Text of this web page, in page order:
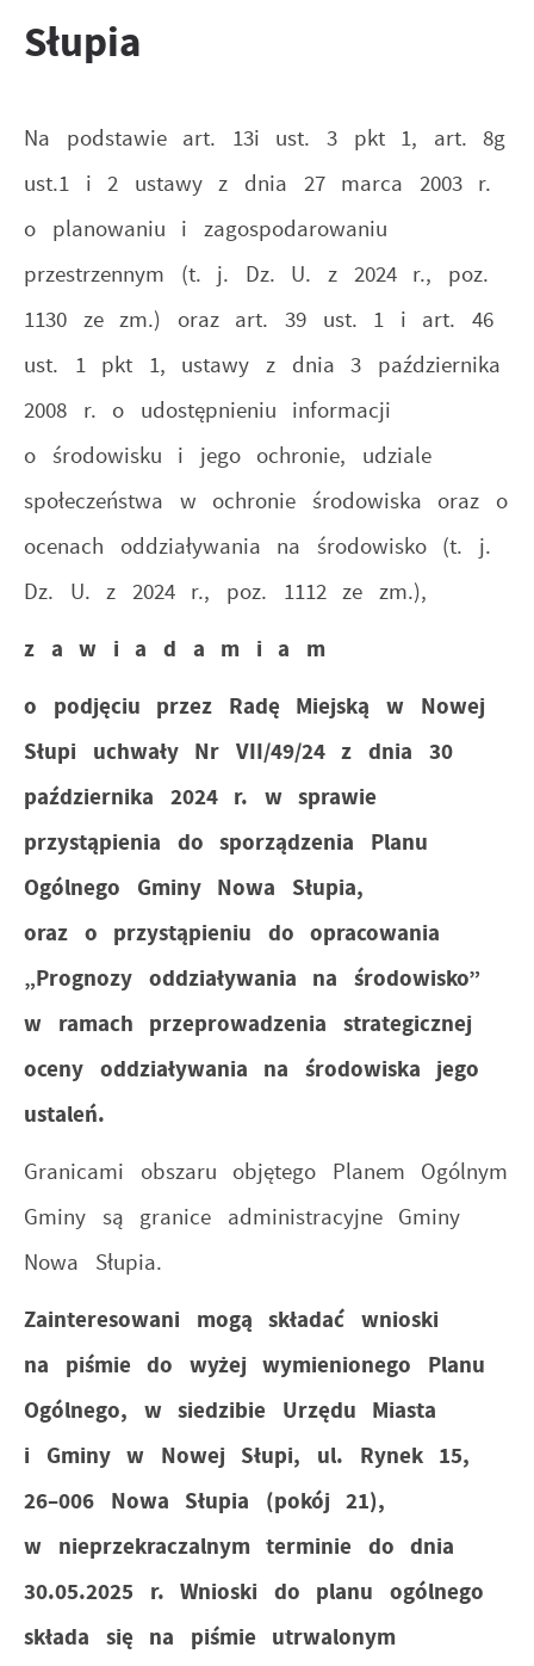
Słupia
Na podstawie art. 13i ust. 3 pkt 1, art. 8g
ust.1 i 2 ustawy z dnia 27 marca 2003 r.
o planowaniu i zagospodarowaniu
przestrzennym (t. j. Dz. U. z 2024 r., poz.
1130 ze zm.) oraz art. 39 ust. 1 i art. 46
ust. 1 pkt 1, ustawy z dnia 3 października
2008 r. o udostępnieniu informacji
o środowisku i jego ochronie, udziale
społeczeństwa w ochronie środowiska oraz o
ocenach oddziaływania na środowisko (t. j.
Dz. U. z 2024 r., poz. 1112 ze zm.),
z a w i a d a m i a m
o podjęciu przez Radę Miejską w Nowej
Słupi uchwały Nr VII/49/24 z dnia 30
października 2024 r. w sprawie
przystąpienia do sporządzenia Planu
Ogólnego Gminy Nowa Słupia,
oraz o przystąpieniu do opracowania
„Prognozy oddziaływania na środowisko”
w ramach przeprowadzenia strategicznej
oceny oddziaływania na środowiska jego
ustaleń.
Granicami obszaru objętego Planem Ogólnym
Gminy są granice administracyjne Gminy
Nowa Słupia.
Zainteresowani mogą składać wnioski
na piśmie do wyżej wymienionego Planu
Ogólnego, w siedzibie Urzędu Miasta
i Gminy w Nowej Słupi, ul. Rynek 15,
26–006 Nowa Słupia (pokój 21),
w nieprzekraczalnym terminie do dnia
30.05.2025 r. Wnioski do planu ogólnego
składa się na piśmie utrwalonym
internetowych pod względem ich popularności wśród
funkcjonalności.
Dzięki reklamowym plikom cookies prezentujemy Ci
Promocyjne pliki cookies służą do prezentowania Ci
społecznościowych.
Więcej